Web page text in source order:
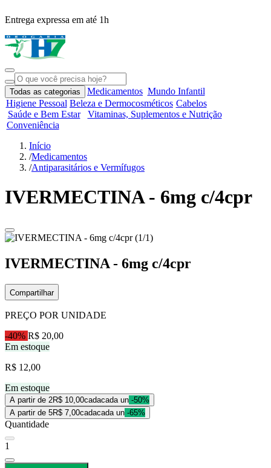
Entrega expressa em até 1h
Todas as categorias Medicamentos Mundo Infantil
Higiene Pessoal Beleza e Dermocosméticos Cabelos
Saúde e Bem Estar
Vitaminas, Suplementos e Nutrição
Conveniência
Início
/Medicamentos
/Antiparasitários e Vermífugos
IVERMECTINA - 6mg c/4cpr
IVERMECTINA - 6mg c/4cpr
Compartilhar
PREÇO POR UNIDADE
-40% R$ 20,00
Em estoque
R$ 12,00
Em estoque
A partir de 2R$ 10,00cadacada un -50%
A partir de 5R$ 7,00cadacada un -65%
Quantidade
1